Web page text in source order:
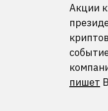
Акции
пишет